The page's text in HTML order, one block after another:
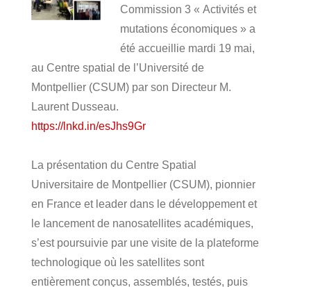
Commission 3 « Activités et
mutations économiques » a
été accueillie mardi 19 mai,
au Centre spatial de l’Université de
Montpellier (CSUM) par son Directeur M.
Laurent Dusseau.
https://lnkd.in/esJhs9Gr
La présentation du Centre Spatial
Universitaire de Montpellier (CSUM), pionnier
en France et leader dans le développement et
le lancement de nanosatellites académiques,
s’est poursuivie par une visite de la plateforme
technologique où les satellites sont
entièrement conçus, assemblés, testés, puis